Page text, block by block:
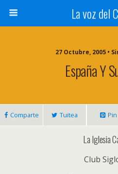
La voz del
27 Octubre, 2005 •
España Y
Comparte Tuitea Pin
La Iglesia
Club